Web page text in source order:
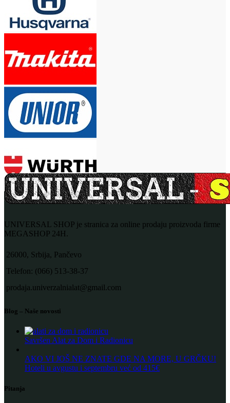
UNIVERSAL SHOP je stranica za online prodaju proizvoda firme
MEGASHOP 24H.
26000, Srbija, Pančevo
Telefon: (066) 513-38-37
prodaja.univerzalnialat@gmail.com
Blog – Naše novosti
Savršen Alat za Dom i Radionicu
AKO VI JOŠ NE ZNATE GDE NA MORE, U GRČKU!
Hoteli u avgustu i septembru već od 415€
Pitanja